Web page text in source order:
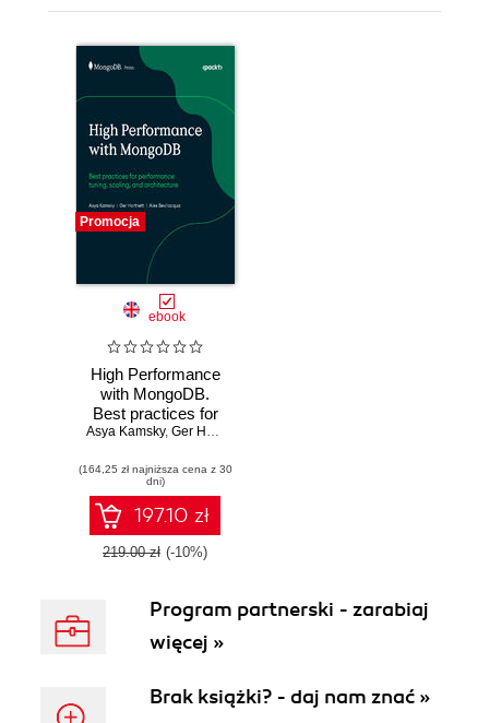
Promocja
ebook
High Performance
with MongoDB.
Best practices for
performance
architecture
Asya Kamsky, Ger Hartnett
(164,25 zł najniższa cena z 30
dni)
197.10 zł
219.00 zł (-10%)
Program partnerski - zarabiaj
więcej »
Brak książki? - daj nam znać »